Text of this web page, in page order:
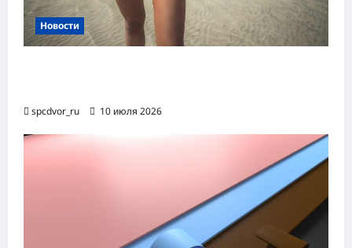
Новости
spcdvor_ru 10 июля 2026